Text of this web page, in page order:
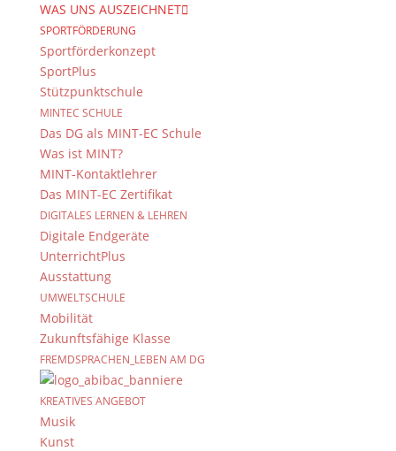
WAS UNS AUSZEICHNET
SPORTFÖRDERUNG
Sportförderkonzept
SportPlus
Stützpunktschule
MINTEC SCHULE
Das DG als MINT-EC Schule
Was ist MINT?
MINT-Kontaktlehrer
Das MINT-EC Zertifikat
DIGITALES LERNEN & LEHREN
Digitale Endgeräte
UnterrichtPlus
Ausstattung
UMWELTSCHULE
Mobilität
Zukunftsfähige Klasse
FREMDSPRACHEN_LEBEN AM DG
KREATIVES ANGEBOT
Musik
Kunst
Das DG
Dientzenhofer-Gymnasium Bamberg
Feldkirchenstr. 20-22
96052 Bamberg
Tel.: +49 (0) 951 93 23 90
Fax.: +49 (0) 951 93 23 92 0
E-Mail: dg@stadt.bamberg.de
Kontakt & Ansprechpartner
Senden Sie uns Ihre Nachricht.
Impressum & Datenschutz
Impressum
Datenschutzerklärung
Kontakt
© 2015-2022, Dientzenhofer-Gymnasium Bamberg
Immer Aktuell